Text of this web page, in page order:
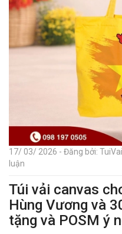
17/ 03/ 2026 - Đăng bởi:
luận
Túi vải canvas
Hùng Vương và
tặng và POSM ý